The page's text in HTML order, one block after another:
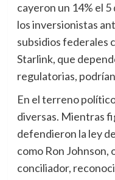
cayeron un 14% el
los inversionistas
subsidios federales
Starlink, que
regulatorias,
En el terreno
diversas. Mientras
defendieron la ley
como Ron
conciliador,